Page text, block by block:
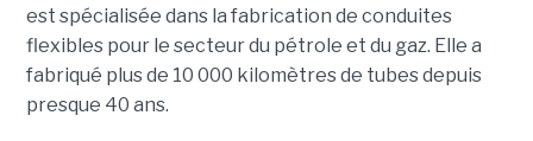
est spécialisée dans la fabrication de conduites
flexibles pour le secteur du pétrole et du gaz. Elle a
fabriqué plus de 10 000 kilomètres de tubes depuis
presque 40 ans.